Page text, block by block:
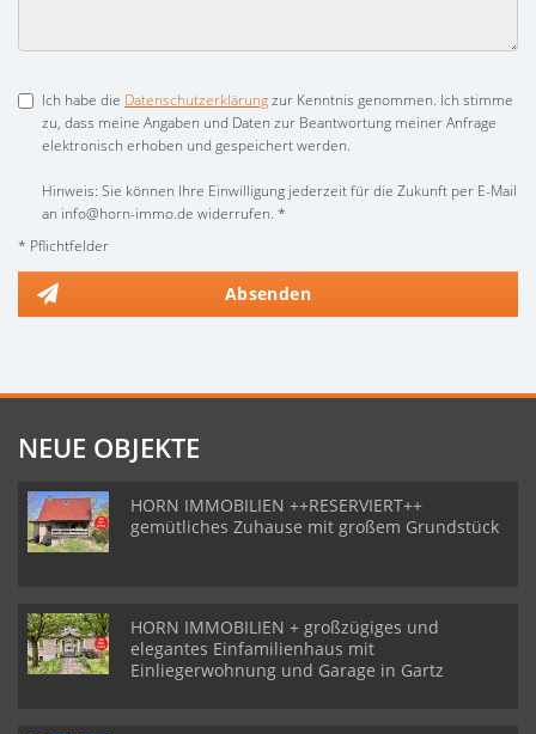
Ich habe die Datenschutzerklärungzur Kenntnis genommen. Ich stimme
zu, dass meine Angaben und Daten zur Beantwortung meiner Anfrage
elektronisch erhoben und gespeichert werden.
Hinweis: Sie können Ihre Einwilligung jederzeit für die Zukunft per E-Mail
an info@horn-immo.de widerrufen. *
* Pflichtfelder
Absenden
NEUE OBJEKTE
HORN IMMOBILIEN ++RESERVIERT++
gemütliches Zuhause mit großem Grundstück
HORN IMMOBILIEN + großzügiges und
elegantes Einfamilienhaus mit
Einliegerwohnung und Garage in Gartz